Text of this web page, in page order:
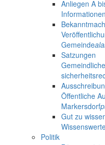
Anliegen A
Gemeinde
Satzungen
Öffentliche
Markersdorf
Gut zu
Politik